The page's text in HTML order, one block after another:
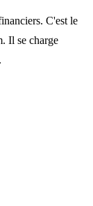
C'est le
Il se charge